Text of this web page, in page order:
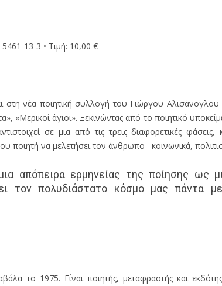
13-3 • Τιμή: 10,00 €
νέα ποιητική συλλογή του Γιώργου Αλισάνογλου
«Μερικοί άγιοι». Ξεκινώντας από το ποιητικό
σε μια από τις τρεις διαφορετικές φάσεις,
ποιητή να μελετήσει τον άνθρωπο –κοινωνικά,
απόπειρα ερμηνείας της ποίησης ως
τον πολυδιάστατο κόσμο μας πάντα
το 1975. Είναι ποιητής, μεταφραστής και